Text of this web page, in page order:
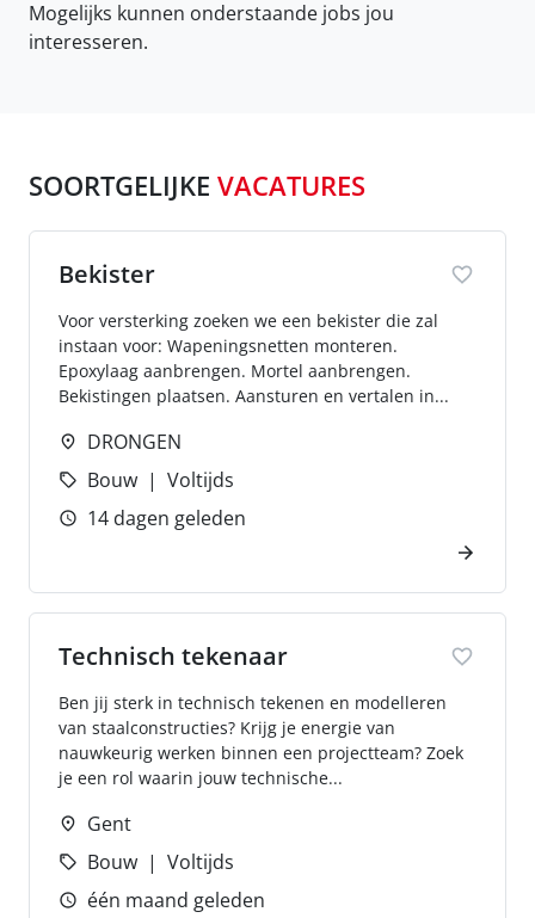
Mogelijks kunnen onderstaande jobs jou
interesseren.
SOORTGELIJKE VACATURES
Bekister
Voor versterking zoeken we een bekister die zal
instaan voor: Wapeningsnetten monteren.
Epoxylaag aanbrengen. Mortel aanbrengen.
Bekistingen plaatsen. Aansturen en vertalen in...
DRONGEN
Bouw
Voltijds
14 dagen geleden
Technisch tekenaar
Ben jij sterk in technisch tekenen en modelleren
van staalconstructies? Krijg je energie van
nauwkeurig werken binnen een projectteam? Zoek
je een rol waarin jouw technische...
Gent
Bouw
Voltijds
één maand geleden